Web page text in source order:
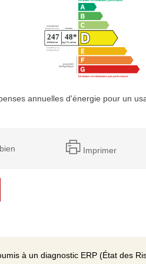
annuelles d'énergie pour un
Imprimer
à un diagnostic ERP (État des